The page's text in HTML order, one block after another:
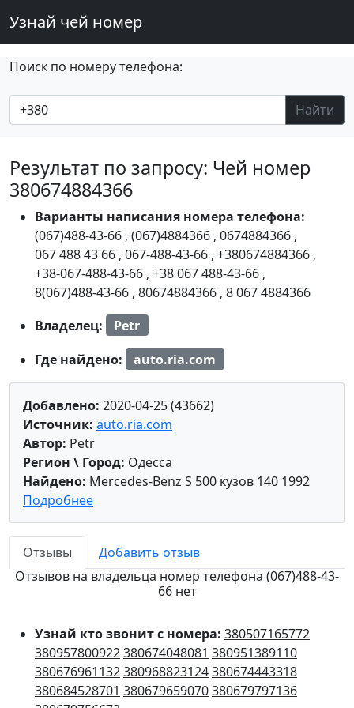
Узнай чей номер
Поиск по номеру телефона:
Найти
Результат по запросу: Чей номер
380674884366
Варианты написания номера телефона:
(067)488-43-66 , (067)4884366 , 0674884366 ,
067 488 43 66 , 067-488-43-66 , +380674884366 ,
+38-067-488-43-66 , +38 067 488-43-66 ,
8(067)488-43-66 , 80674884366 , 8 067 4884366
Владелец:
Petr
Где найдено:
auto.ria.com
Добавлено: 2020-04-25 (43662)
Источник: auto.ria.com
Автор: Petr
Регион \ Город: Одесса
Найдено: Mercedes-Benz S 500 кузов 140 1992
Подробнее
Отзывы
Добавить отзыв
Отзывов на владельца номер телефона (067)488-43-
66 нет
Узнай кто звонит с номера: 380507165772
380957800922380674048081 380951389110
380676961132380968823124380674443318
380684528701 380679659070380679797136